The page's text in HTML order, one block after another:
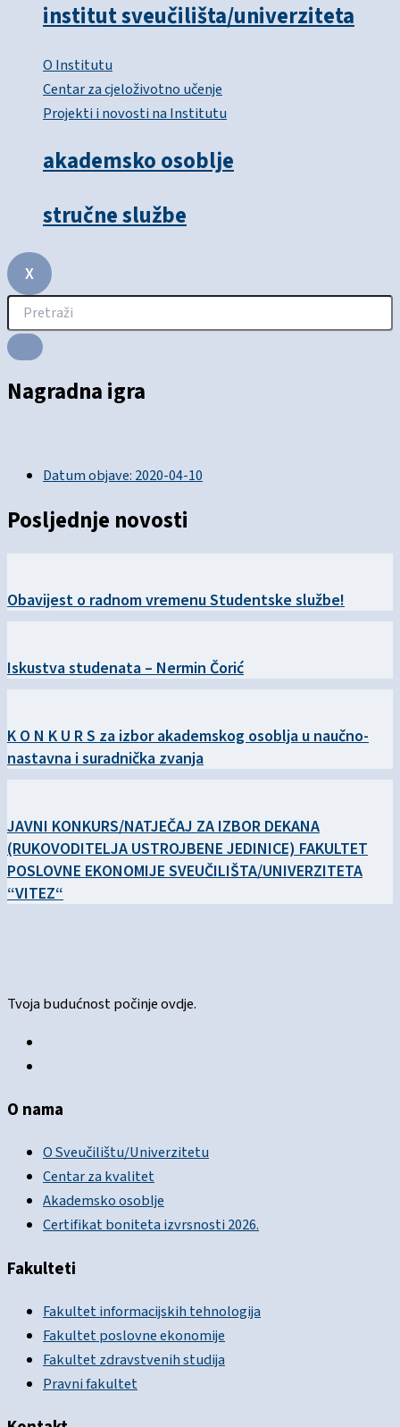
institut sveučilišta/univerziteta
O Institutu
Centar za cjeloživotno učenje
Projekti i novosti na Institutu
akademsko osoblje
stručne službe
X
Nagradna igra
Datum objave:2020-04-10
Posljednje novosti
Obavijest o radnom vremenu Studentske službe!
Iskustva studenata – Nermin Čorić
K O N K U R S za izbor akademskog osoblja u naučno-
nastavna i suradnička zvanja
JAVNI KONKURS/NATJEČAJ ZA IZBOR DEKANA
(RUKOVODITELJA USTROJBENE JEDINICE) FAKULTET
POSLOVNE EKONOMIJE SVEUČILIŠTA/UNIVERZITETA
“VITEZ“
Tvoja budućnost počinje ovdje.
O nama
O Sveučilištu/Univerzitetu
Centar za kvalitet
Akademsko osoblje
Certifikat boniteta izvrsnosti 2026.
Fakulteti
Fakultet informacijskih tehnologija
Fakultet poslovne ekonomije
Fakultet zdravstvenih studija
Pravni fakultet